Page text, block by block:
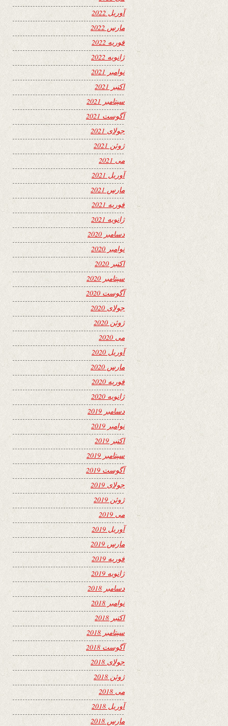
آوریل 2022
مارس 2022
فوریه 2022
ژانویه 2022
نوامبر 2021
اکتبر 2021
سپتامبر 2021
آگوست 2021
جولای 2021
ژوئن 2021
می 2021
آوریل 2021
مارس 2021
فوریه 2021
ژانویه 2021
دسامبر 2020
نوامبر 2020
اکتبر 2020
سپتامبر 2020
آگوست 2020
جولای 2020
ژوئن 2020
می 2020
آوریل 2020
مارس 2020
فوریه 2020
ژانویه 2020
دسامبر 2019
نوامبر 2019
اکتبر 2019
سپتامبر 2019
آگوست 2019
جولای 2019
ژوئن 2019
می 2019
آوریل 2019
مارس 2019
فوریه 2019
ژانویه 2019
دسامبر 2018
نوامبر 2018
اکتبر 2018
سپتامبر 2018
آگوست 2018
جولای 2018
ژوئن 2018
می 2018
آوریل 2018
مارس 2018